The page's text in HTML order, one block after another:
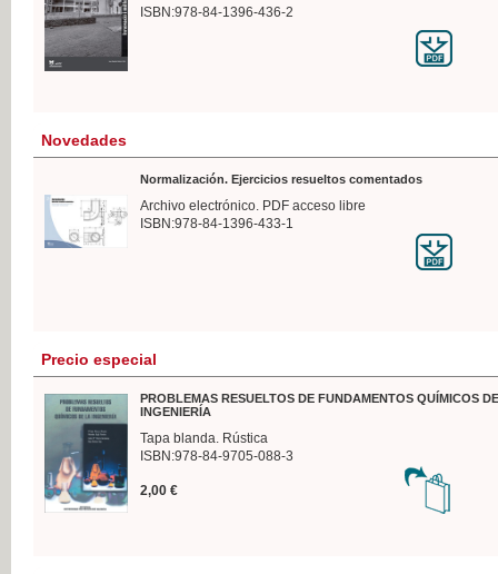
ISBN:978-84-1396-436-2
Novedades
Normalización. Ejercicios resueltos comentados
Archivo electrónico. PDF acceso libre
ISBN:978-84-1396-433-1
Precio especial
PROBLEMAS RESUELTOS DE FUNDAMENTOS QUÍMICOS
INGENIERÍA
Tapa blanda. Rústica
ISBN:978-84-9705-088-3
2,00 €